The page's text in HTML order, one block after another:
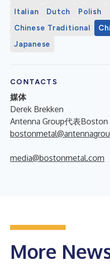
Italian Dutch Polish
Chinese Traditional
Japanese
CONTACTS
媒体
Derek Brekken
Antenna Group代表
media@bostonmetal.com
More